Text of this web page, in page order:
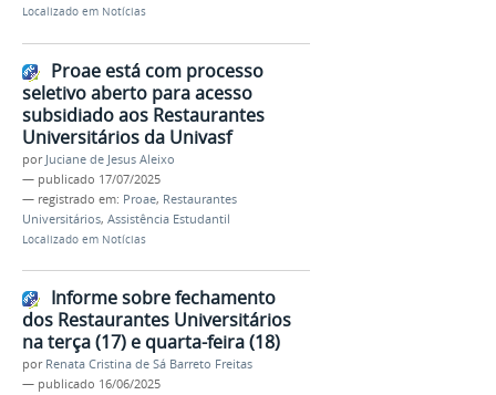
Localizado em Notícias
Proae está com processo
seletivo aberto para acesso
subsidiado aos Restaurantes
Universitários da Univasf
por Juciane de Jesus Aleixo
— publicado 17/07/2025
— registrado em: Proae, Restaurantes
Universitários, Assistência Estudantil
Localizado em Notícias
Informe sobre fechamento
dos Restaurantes Universitários
na terça (17) e quarta-feira (18)
por Renata Cristina de Sá Barreto Freitas
— publicado 16/06/2025